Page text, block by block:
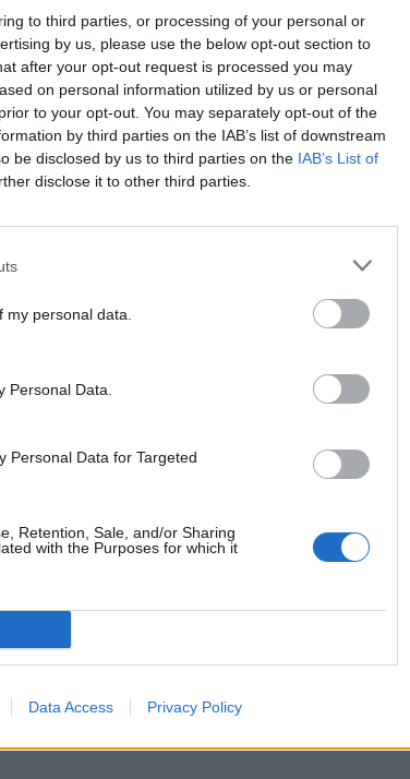
to third parties, or processing of your personal or
by us, please use the below opt-out section to
after your opt-out request is processed you may
on personal information utilized by us or personal
to your opt-out. You may separately opt-out of the
by third parties on the IAB’s list of downstream
be disclosed by us to third parties on the IAB’s List of
disclose it to other third parties.
personal data.
Personal Data.
Personal Data for Targeted
Retention, Sale, and/or Sharing
with the Purposes for which it
Data Access Privacy Policy
Interview
Jimmy Choo
Max Mara
Saint Laurent